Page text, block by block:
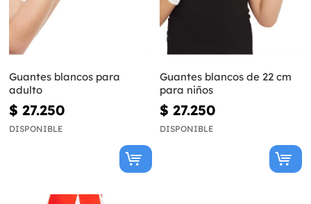
Guantes blancos para
adulto
$ 27.250
DISPONIBLE
Guantes blancos de 22 cm
para niños
$ 27.250
DISPONIBLE